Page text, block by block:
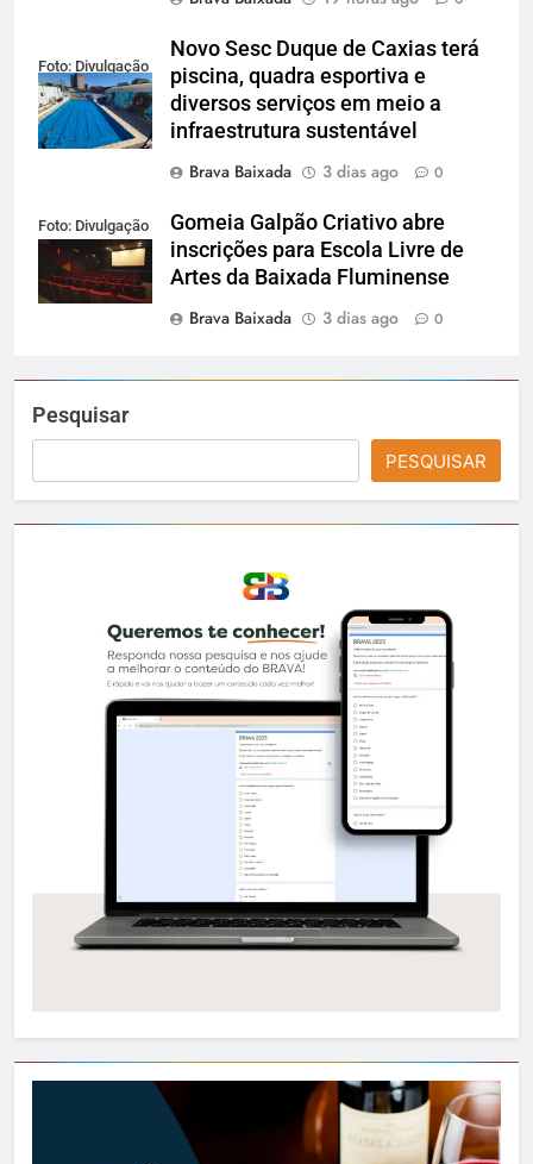
Foto: Divulgação
Novo Sesc Duque de Caxias terá
piscina, quadra esportiva e
diversos serviços em meio a
infraestrutura sustentável
Brava Baixada
3 dias ago 0
Foto: Divulgação
Gomeia Galpão Criativo abre
inscrições para Escola Livre de
Artes da Baixada Fluminense
Brava Baixada
3 dias ago 0
Pesquisar
PESQUISAR